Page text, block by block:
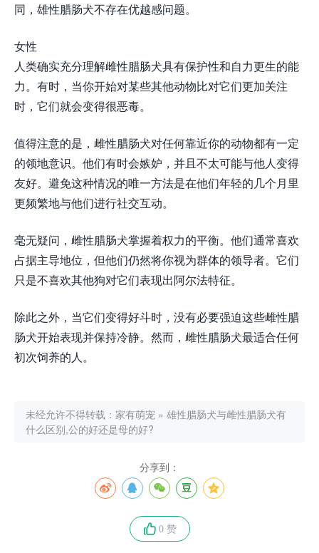
同，雄性腊肠犬不存在优越感问题。
女性
人类确实充分理解雌性腊肠犬具有保护性和自力更生的能
力。有时，当你开始对某些其他动物比对它们更加关注
时，它们就会变得很恶毒。
值得注意的是，雌性腊肠犬对任何靠近你的动物都有一定
的领地意识。他们有时会嫉妒，并且不太可能与他人变得
友好。避免这种情况的唯一方法是在他们年轻的几个月里
更频繁地与他们进行社交互动。
毫无疑问，雌性腊肠犬掌握着权力的平衡。他们通常喜欢
占据主导地位，但他们仍然将你视为群体的领导者。它们
只是不喜欢其他狗对它们表现出阿尔法特征。
除此之外，当它们变得好斗时，没有必要强迫这些雌性腊
肠犬开始表现并保持冷静。然而，雌性腊肠犬最适合任何
初次饲养的人。
未经允许不得转载： 家有萌宠 » 雄性腊肠犬与雌性腊肠犬有
什么区别,公的好还是母的好?
分享到：
0 赞